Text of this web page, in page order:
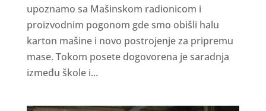
upoznamo sa Mašinskom radionicom i
proizvodnim pogonom gde smo obišli halu
karton mašine i novo postrojenje za pripremu
mase. Tokom posete dogovorena je saradnja
između škole i...